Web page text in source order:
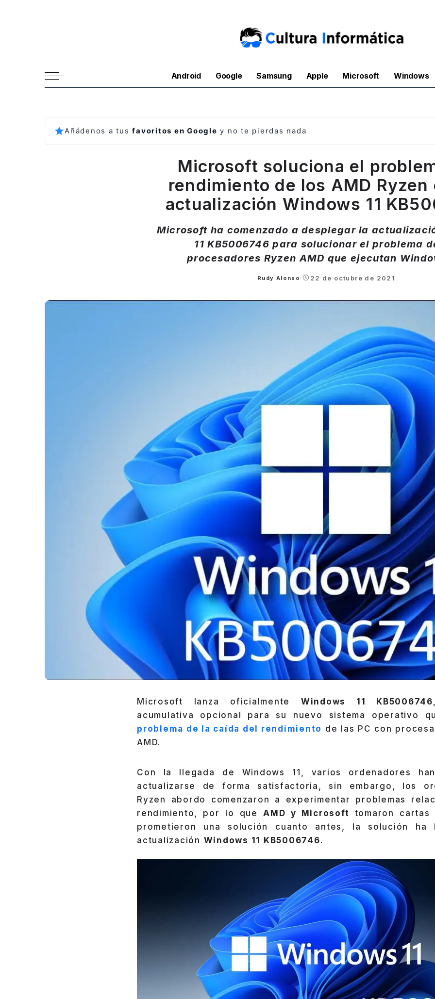
Android Google Samsung Apple Microsoft Windows
Añádenos a tusfavoritos en Google y no te pierdas nada
Microsoft soluciona el
rendimiento de los AMD Ryzen
actualización Windows 11
Microsoft ha comenzado a desplegar la
11 KB5006746 para solucionar el problema
procesadores Ryzen AMD que ejecutan
Posted
Rudy Alonso 22 de octubre de 2021
Microsoft lanza oficialmente Windows 11 KB5006746
acumulativa opcional para su nuevo sistema operativo
problema de la caída del rendimiento de las PC con
AMD.
Con la llegada de Windows 11, varios ordenadores
actualizarse de forma satisfactoria, sin embargo, los
Ryzen abordo comenzaron a experimentar problemas
rendimiento, por lo queAMD y Microsoft
tomaron
prometieron una solución cuanto antes, la solución ha
actualización Windows 11 KB5006746.